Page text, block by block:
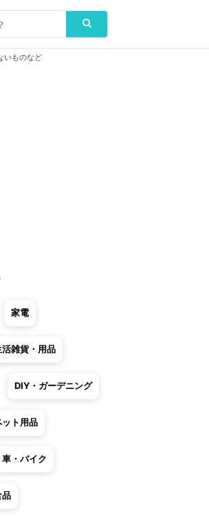
いものなど
家電
活雑貨・用品
DIY・ガーデニング
ット用品
車・バイク
品